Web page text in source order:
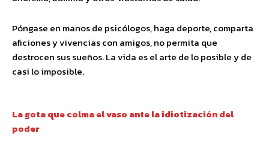
Póngase en manos de psicólogos, haga deporte, comparta
aficiones y vivencias con amigos, no permita que
destrocen sus sueños. La vida es el arte de lo posible y de
casi lo imposible.
La gota que colma el vaso ante la idiotización del
poder